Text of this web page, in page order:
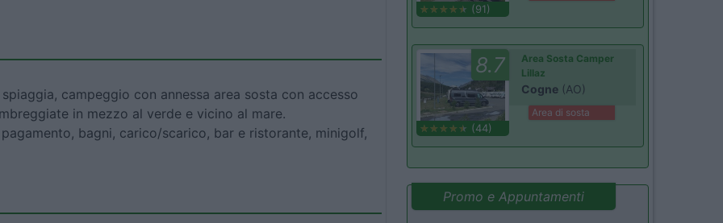
campeggio con annessa area sosta con accesso
in mezzo al verde e vicino al mare.
bagni, carico/scarico, bar e ristorante, minigolf,
(91)
8.7
(44)
Area Sosta Camper
Lillaz
Cogne (AO)
Area di sosta
Promo e Appuntamenti